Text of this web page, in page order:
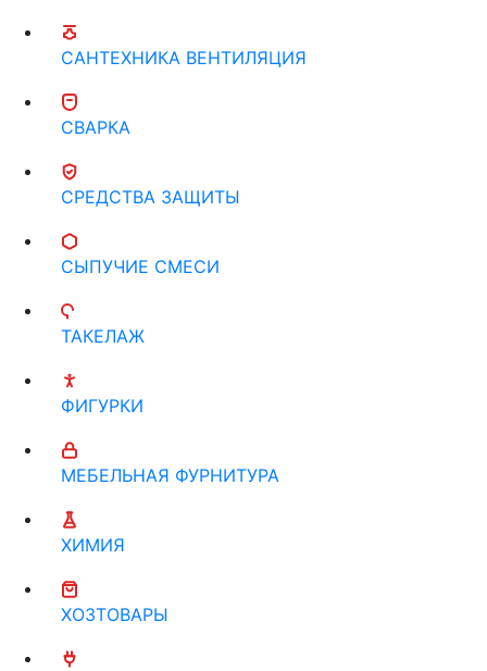
САНТЕХНИКА ВЕНТИЛЯЦИЯ
СВАРКА
СРЕДСТВА ЗАЩИТЫ
СЫПУЧИЕ СМЕСИ
ТАКЕЛАЖ
ФИГУРКИ
МЕБЕЛЬНАЯ ФУРНИТУРА
ХИМИЯ
ХОЗТОВАРЫ